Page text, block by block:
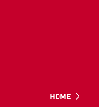
HOME